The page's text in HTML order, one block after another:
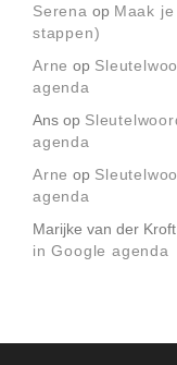
Serena op Maak
stappen)
Arne op
agenda
Ans op
agenda
Arne op
agenda
Marijke van der Kroft
in Google agenda